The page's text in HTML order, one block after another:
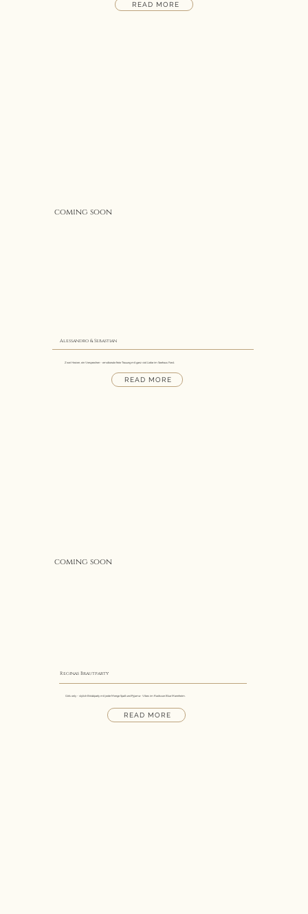
Zwei Herzen, ein Versprechen - emotionale freie Trauung mit ganz viel Liebe im Seehaus Forst.
READ MORE
Alessandro & Sebastian
coming soon
READ MORE
Girls only - stylish Bridalparty mit jeder Menge Spaß und Pyjama- Vibes im Radisson Blue Mannheim.
READ MORE
Reginas Brautparty
coming soon